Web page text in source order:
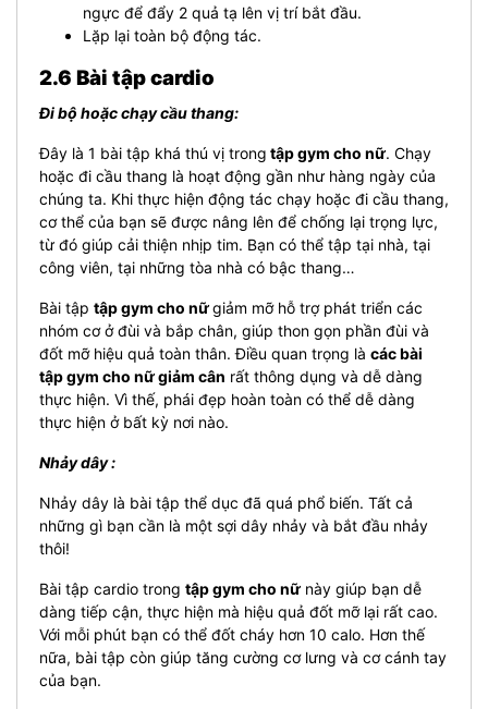
ngực để đẩy 2 quả tạ lên vị trí bắt đầu.
Lặp lại toàn bộ động tác.
2.6 Bài tập cardio
Đi bộ hoặc chạy cầu thang:
Đây là 1 bài tập khá thú vị trong tập gym cho nữ. Chạy
hoặc đi cầu thang là hoạt động gần như hàng ngày của
chúng ta. Khi thực hiện động tác chạy hoặc đi cầu thang,
cơ thể của bạn sẽ được nâng lên để chống lại trọng lực,
từ đó giúp cải thiện nhịp tim. Bạn có thể tập tại nhà, tại
công viên, tại những tòa nhà có bậc thang…
Bài tập tập gym cho nữgiảm mỡ hỗ trợ phát triển các
nhóm cơ ở đùi và bắp chân, giúp thon gọn phần đùi và
đốt mỡ hiệu quả toàn thân. Điều quan trọng là các bài
tập gym cho nữ giảm cân rất thông dụng và dễ dàng
thực hiện. Vì thế, phái đẹp hoàn toàn có thể dễ dàng
thực hiện ở bất kỳ nơi nào.
Nhảy dây :
Nhảy dây là bài tập thể dục đã quá phổ biến. Tất cả
những gì bạn cần là một sợi dây nhảy và bắt đầu nhảy
thôi!
Bài tập cardio trong tập gym cho nữ này giúp bạn dễ
dàng tiếp cận, thực hiện mà hiệu quả đốt mỡ lại rất cao.
Với mỗi phút bạn có thể đốt cháy hơn 10 calo. Hơn thế
nữa, bài tập còn giúp tăng cường cơ lưng và cơ cánh tay
của bạn.